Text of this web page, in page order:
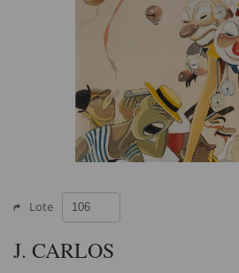
Lote
J. CARLOS